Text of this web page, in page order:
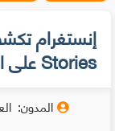
إنستغرام
Stories على النسخة المكتبية
المدون: